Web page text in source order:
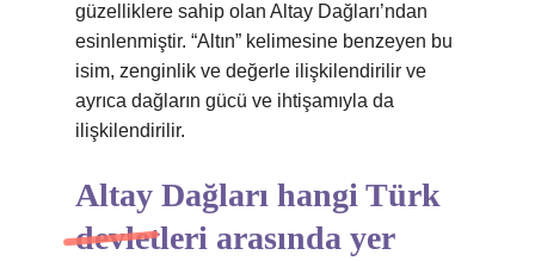
güzelliklere sahip olan Altay Dağları’ndan
esinlenmiştir. “Altın” kelimesine benzeyen bu
isim, zenginlik ve değerle ilişkilendirilir ve
ayrıca dağların gücü ve ihtişamıyla da
ilişkilendirilir.
Altay Dağları hangi Türk
devletleri arasında yer